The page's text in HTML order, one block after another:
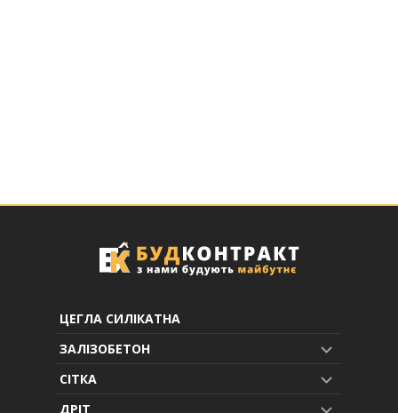
ЦЕГЛА СИЛІКАТНА
ЗАЛІЗОБЕТОН
СІТКА
ДРІТ